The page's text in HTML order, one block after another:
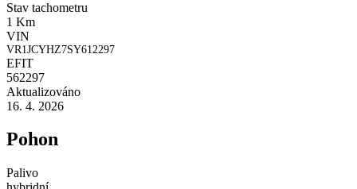
Stav tachometru
1 Km
VIN
VR1JCYHZ7SY612297
EFIT
562297
Aktualizováno
16. 4. 2026
Pohon
Palivo